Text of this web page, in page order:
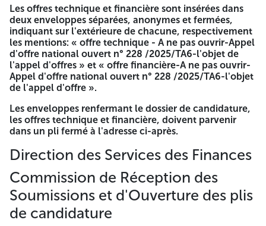
Les offres comprenant les pièces et documerts exigés dans
le cahier des charges devront être scindées en trois (03)
parties
Un(01) dossier de candidature comprenant les
documents requis dans le cahier des charge;
Une(01) offre technique comprenant les documents
requis dans le cahier des charges.
Une(01) offre financière comprenant les documents
requis dans le cahier des charges.
Le dossier de candidature est inséré dans une enveloppe
séparée de celle des offres technique et financière
anonyme et comportant sur l'extérieur la mention «
dossier candidature-Appel d'offres national ouvert n° 228
/2025/TA6-l'objet de l'appel d'offre ».
Les offres technique et financière sont insérées dans deux
enveloppes séparées, anonymes et fermées, indiquant sur
l'extérieure de chacune, respectivement les mentions: «
Les offres technique et financière sont insérées dans
deux enveloppes séparées, anonymes et fermées,
indiquant sur l'extérieure de chacune, respectivement
les mentions: « offre technique - A ne pas ouvrir-Appel
d'offre national ouvert n° 228 /2025/TA6-l'objet de
l'appel d'offres » et « offre financière-A ne pas ouvrir-
Appel d'offre national ouvert n° 228 /2025/TA6-l'objet
de l'appel d'offre ».
Les enveloppes renfermant le dossier de candidature,
les offres technique et financière, doivent parvenir
dans un pli fermé à l'adresse ci-après.
Direction des Services des Finances
Commission de Réception des
Soumissions et d'Ouverture des plis
de candidature